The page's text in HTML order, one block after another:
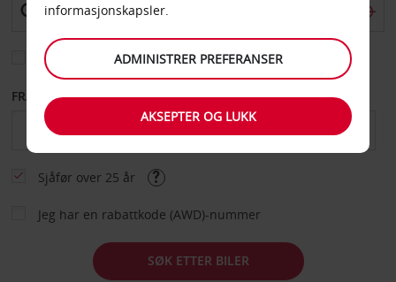
Velg et annet leveringssted
FRA DATO TIL DATO
Sjåfør over 25 år
Jeg har en rabattkode (AWD)-nummer
SØK ETTER BILER
informasjonskapsler.
ADMINISTRER PREFERANSER
AKSEPTER OG LUKK